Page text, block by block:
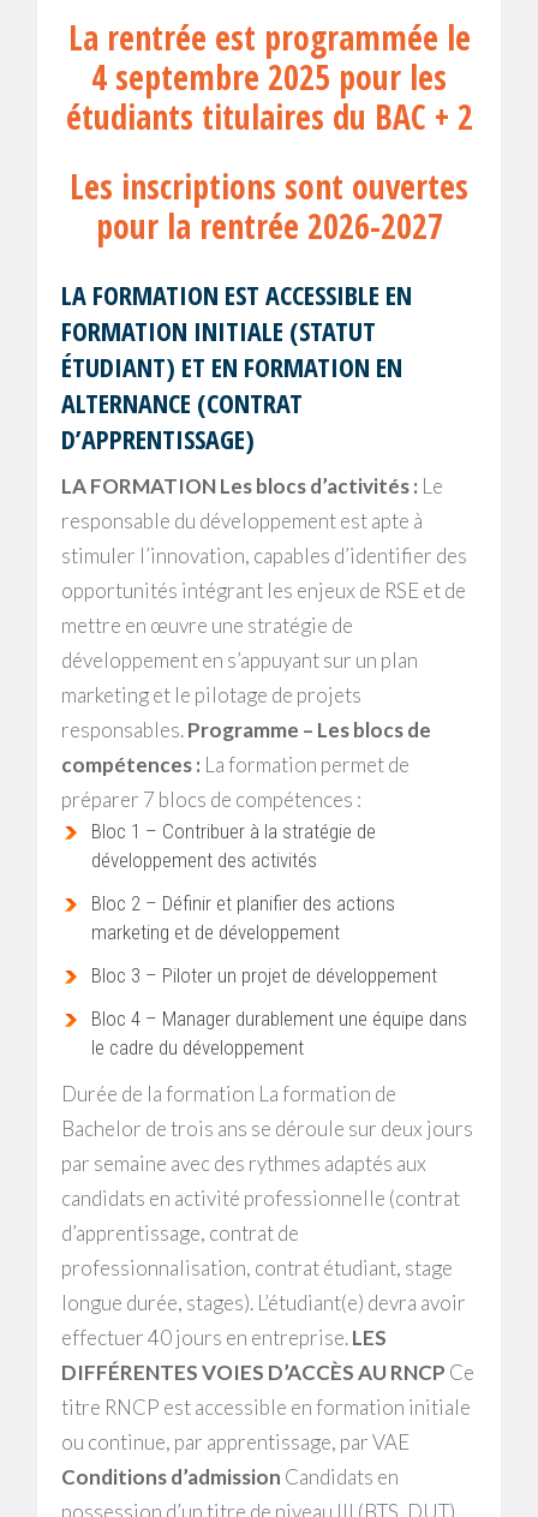
La rentrée est programmée le
4 septembre 2025 pour les
étudiants titulaires du BAC + 2
Les inscriptions sont ouvertes
pour la rentrée 2026-2027
LA FORMATION EST ACCESSIBLE EN
FORMATION INITIALE (STATUT
ÉTUDIANT) ET EN FORMATION EN
ALTERNANCE (CONTRAT
D’APPRENTISSAGE)
LA FORMATIONLes blocs d’activités : Le
responsable du développement est apte à
stimuler l’innovation, capables d’identifier des
opportunités intégrant les enjeux de RSE et de
mettre en œuvre une stratégie de
développement en s’appuyant sur un plan
marketing et le pilotage de projets
responsables.Programme – Les blocs de
compétences : La formation permet de
préparer 7 blocs de compétences :
Bloc 1 – Contribuer à la stratégie de
développement des activités
Bloc 2 – Définir et planifier des actions
marketing et de développement
Bloc 3 – Piloter un projet de développement
Bloc 4 – Manager durablement une équipe dans
le cadre du développement
Durée de la formation La formation de
Bachelor de trois ans se déroule sur deux jours
par semaine avec des rythmes adaptés aux
candidats en activité professionnelle (contrat
d’apprentissage, contrat de
professionnalisation, contrat étudiant, stage
longue durée, stages). L’étudiant(e) devra avoir
effectuer 40 jours en entreprise.LES
DIFFÉRENTES VOIES D’ACCÈS AU RNCP Ce
titre RNCP est accessible en formation initiale
ou continue, par apprentissage, par VAE
Conditions d’admission Candidats en
possession d’un titre de niveau III (BTS, DUT)